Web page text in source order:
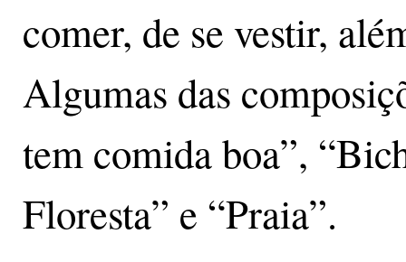
comer, de se vestir,
Algumas das
tem comida boa”,
Floresta” e “Praia”.